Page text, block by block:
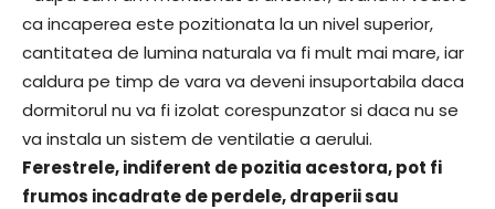
ca incaperea este pozitionata la un nivel superior,
cantitatea de lumina naturala va fi mult mai mare, iar
caldura pe timp de vara va deveni insuportabila daca
dormitorul nu va fi izolat corespunzator si daca nu se
va instala un sistem de ventilatie a aerului.
Ferestrele, indiferent de pozitia acestora, pot fi
frumos incadrate de perdele, draperii sau